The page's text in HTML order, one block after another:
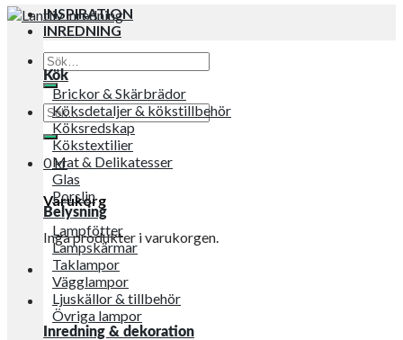
Sök
efter:
Sök
efter:
0kr
Varukorg
Inga produkter i varukorgen.
INSPIRATION
INREDNING
Kök
Brickor & Skärbrädor
Köksdetaljer & kökstillbehör
Köksredskap
Kökstextilier
Mat & Delikatesser
Glas
Porslin
Belysning
Lampfötter
Lampskärmar
Taklampor
Vägglampor
Ljuskällor & tillbehör
Övriga lampor
Inredning & dekoration